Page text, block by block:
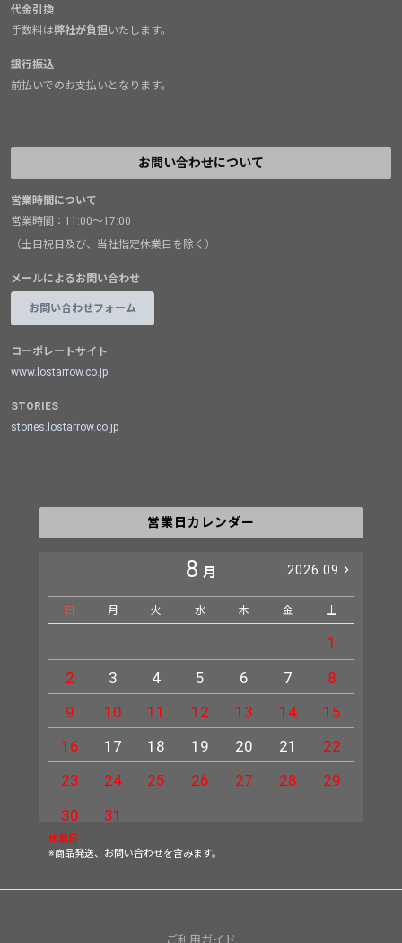
代金引換
手数料は弊社が負担 いたします。
銀行振込
前払いでのお支払いとなります。
お問い合わせについて
営業時間について
営業時間：11:00～17:00
（土日祝日及び、当社指定休業日を除く）
メールによるお問い合わせ
お問い合わせフォーム
コーポレートサイト
www.lostarrow.co.jp
STORIES
stories.lostarrow.co.jp
営業日カレンダー
8 月 2026.09
日 月 火 水 木 金 土
1
2
3 4 5 6 7
8
9
10 11 12 13 14
15
16
17 18 19 20 21
22
23
24 25 26 27 28
29
30
31
休業日
※商品発送、お問い合わせを含みます。
ご利用ガイド